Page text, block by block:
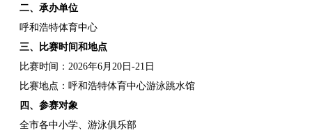
二、承办单位
呼和浩特体育中心
三、比赛时间和地点
比赛时间：2026年6月20日-21日
比赛地点：呼和浩特体育中心游泳跳水馆
四、参赛对象
全市各中小学、游泳俱乐部